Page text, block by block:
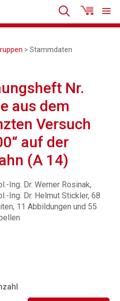
> Stammdaten
Nr.
aus dem
Versuch
auf der
(A 14)
Ing. Dr. Werner Rosinak,
Ing. Dr. Helmut Stickler, 68
11 Abbildungen und 55